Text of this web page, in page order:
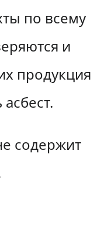
по всему
и
продукция
содержит